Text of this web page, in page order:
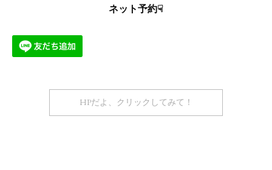
ネット予約☟
HPだよ、クリックしてみて！